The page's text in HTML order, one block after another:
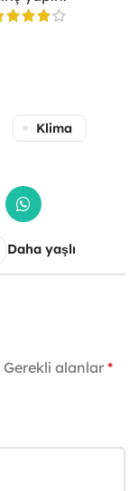
Klima
Daha yaşlı
Gerekli alanlar *